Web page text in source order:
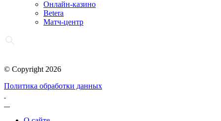
Онлайн-казино
Betera
Матч-центр
© Copyright 2026
Политика обработки данных